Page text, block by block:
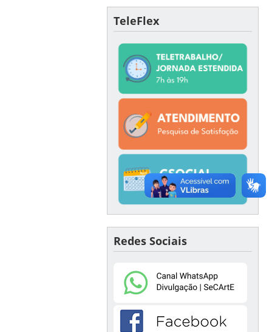
TeleFlex
Redes Sociais